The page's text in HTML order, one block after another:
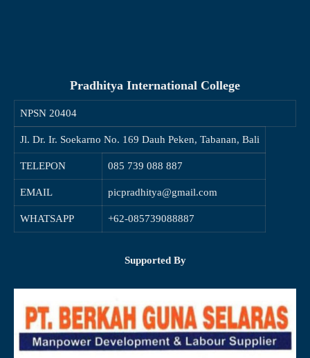
Pradhitya International College
NPSN 20404
Jl. Dr. Ir. Soekarno No. 169 Dauh Peken, Tabanan, Bali
TELEPON 085 739 088 887
EMAIL picpradhitya@gmail.com
WHATSAPP +62-085739088887
Supported By